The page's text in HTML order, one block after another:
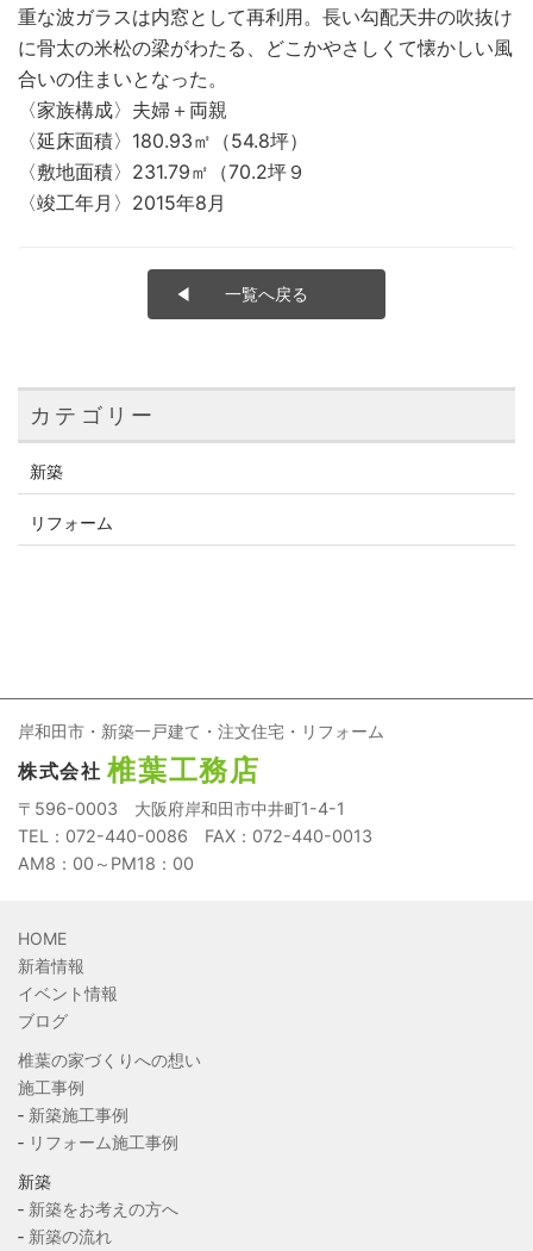
重な波ガラスは内窓として再利用。長い勾配天井の吹抜け
に骨太の米松の梁がわたる、どこかやさしくて懐かしい風
合いの住まいとなった。
〈家族構成〉夫婦＋両親
〈延床面積〉180.93㎡（54.8坪）
〈敷地面積〉231.79㎡（70.2坪９
〈竣工年月〉2015年8月
一覧へ戻る
カテゴリー
新築
リフォーム
岸和田市・新築一戸建て・注文住宅・リフォーム
株式会社 椎葉工務店
〒596-0003 大阪府岸和田市中井町1-4-1
TEL：072-440-0086 FAX：072-440-0013
AM8：00～PM18：00
HOME
新着情報
イベント情報
ブログ
椎葉の家づくりへの想い
施工事例
‐ 新築施工事例
‐ リフォーム施工事例
新築
‐ 新築をお考えの方へ
‐ 新築の流れ